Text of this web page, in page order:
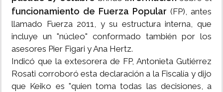
funcionamiento de Fuerza Popular (FP), antes
llamado Fuerza 2011, y su estructura interna, que
incluye un "núcleo" conformado también por los
asesores Pier Figari y Ana Hertz.
Indicó que la extesorera de FP, Antonieta Gutiérrez
Rosati corroboró esta declaración a la Fiscalía y dijo
que Keiko es "quien toma todas las decisiones, a